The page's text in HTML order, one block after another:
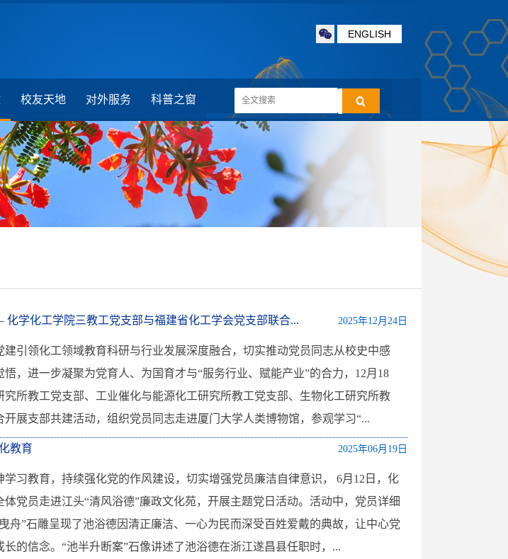
ENGLISH
校友天地 对外服务 科普之窗
2025年12月24日
学化工学院三教工党支部与福建省化工学会党支部联合...
引领化工领域教育科研与行业发展深度融合，切实推动党员同志从校史中感
，进一步凝聚为党育人、为国育才与“服务行业、赋能产业”的合力，12月18
究所教工党支部、工业催化与能源化工研究所教工党支部、生物化工研究所教
展支部共建活动，组织党员同志走进厦门大学人类博物馆，参观学习“...
2025年06月19日
教育
习教育，持续强化党的作风建设，切实增强党员廉洁自律意识， 6月12日，化
党员走进江头“清风浴德”廉政文化苑，开展主题党日活动。活动中，党员详细
舟”石雕呈现了池浴德因清正廉洁、一心为民而深受百姓爱戴的典故，让中心党
的信念。“池半升断案”石像讲述了池浴德在浙江遂昌县任职时，...